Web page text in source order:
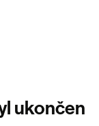
ukončen